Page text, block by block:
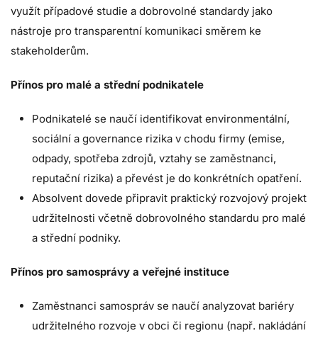
využít případové studie a dobrovolné standardy jako
nástroje pro transparentní komunikaci směrem ke
stakeholderům.
Přínos pro malé a střední podnikatele
Podnikatelé se naučí identifikovat environmentální,
sociální a governance rizika v chodu firmy (emise,
odpady, spotřeba zdrojů, vztahy se zaměstnanci,
reputační rizika) a převést je do konkrétních opatření.​
Absolvent dovede připravit praktický rozvojový projekt
udržitelnosti včetně dobrovolného standardu pro malé
a střední podniky.​
Přínos pro samosprávy a veřejné instituce
Zaměstnanci samospráv se naučí analyzovat bariéry
udržitelného rozvoje v obci či regionu (např. nakládání